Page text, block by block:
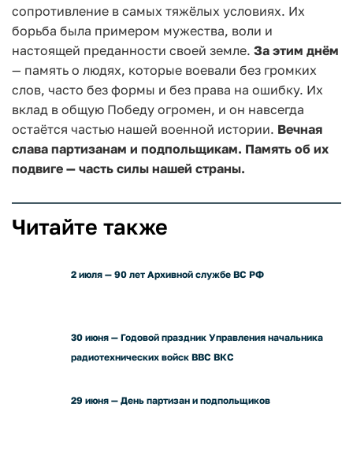
сопротивление в самых тяжёлых условиях. Их
борьба была примером мужества, воли и
настоящей преданности своей земле. За этим днём
— память о людях, которые воевали без громких
слов, часто без формы и без права на ошибку. Их
вклад в общую Победу огромен, и он навсегда
остаётся частью нашей военной истории. Вечная
слава партизанам и подпольщикам. Память об их
подвиге — часть силы нашей страны.
Читайте также
2 июля — 90 лет Архивной службе ВС РФ
30 июня — Годовой праздник Управления начальника
радиотехнических войск ВВС ВКС
29 июня — День партизан и подпольщиков